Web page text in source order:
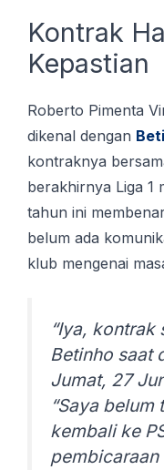
Kontrak
Kepastian
Roberto Pimenta
dikenal dengan
kontraknya
berakhirnya Liga 1
tahun ini
belum ada
klub mengenai
“Iya, kontrak
Betinho saat
Jumat, 27
“Saya belum
kembali ke